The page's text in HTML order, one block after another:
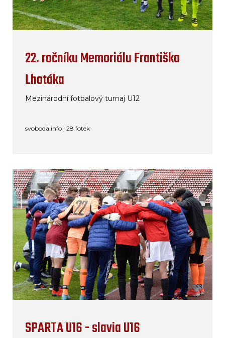
22. ročníku Memoriálu Františka
Lhotáka
Mezinárodní fotbalový turnaj U12
svoboda.info | 28 fotek
SPARTA U16 - slavia U16